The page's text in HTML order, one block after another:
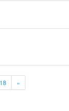
18 »